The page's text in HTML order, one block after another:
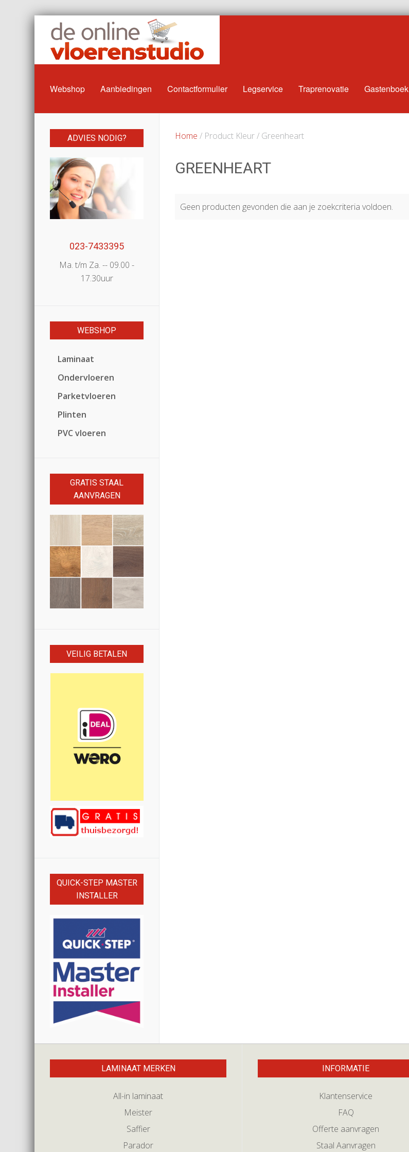
Webshop Aanbiedingen Contactformulier Legservice Traprenovatie Gastenboek
Home / Product Kleur / Greenheart
GREENHEART
Geen producten gevonden die aan je zoekcriteria voldoen.
ADVIES NODIG?
023-7433395
Ma. t/m Za. -- 09.00 -
17.30uur
WEBSHOP
Laminaat
Ondervloeren
Parketvloeren
Plinten
PVC vloeren
GRATIS STAAL
AANVRAGEN
VEILIG BETALEN
QUICK-STEP MASTER
INSTALLER
LAMINAAT MERKEN
All-in laminaat
Meister
Saffier
Parador
INFORMATIE
Klantenservice
FAQ
Offerte aanvragen
Staal Aanvragen